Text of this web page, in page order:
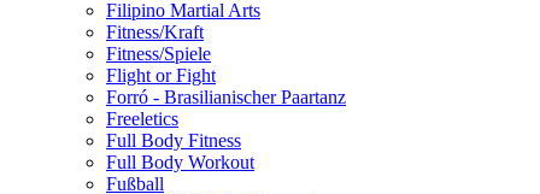
Filipino Martial Arts
Fitness/Kraft
Fitness/Spiele
Flight or Fight
Forró - Brasilianischer Paartanz
Freeletics
Full Body Fitness
Full Body Workout
Fußball